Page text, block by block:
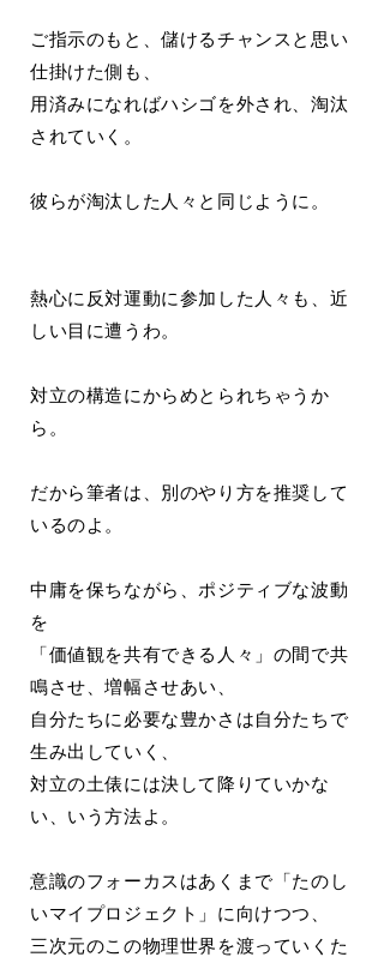
ご指示のもと、儲けるチャンスと思い
仕掛けた側も、
用済みになればハシゴを外され、淘汰
されていく。
彼らが淘汰した人々と同じように。
熱心に反対運動に参加した人々も、近
しい目に遭うわ。
対立の構造にからめとられちゃうか
ら。
だから筆者は、別のやり方を推奨して
いるのよ。
中庸を保ちながら、ポジティブな波動
を
「価値観を共有できる人々」の間で共
鳴させ、増幅させあい、
自分たちに必要な豊かさは自分たちで
生み出していく、
対立の土俵には決して降りていかな
い、いう方法よ。
意識のフォーカスはあくまで「たのし
いマイプロジェクト」に向けつつ、
三次元のこの物理世界を渡っていくた